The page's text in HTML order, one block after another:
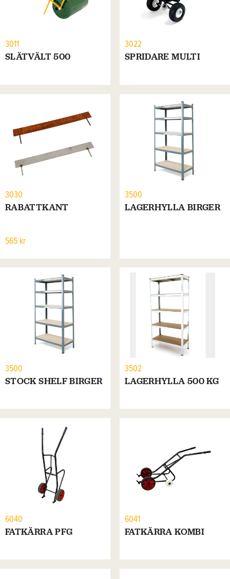
3011
SLÄTVÄLT 500
3022
SPRIDARE MULTI
3030
RABATTKANT
565 kr
3500
LAGERHYLLA BIRGER
3500
STOCK SHELF BIRGER
3502
LAGERHYLLA 500 KG
6040
FATKÄRRA PFG
6041
FATKÄRRA KOMBI